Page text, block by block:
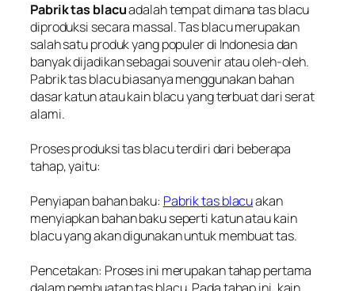
Pabrik tas blacuadalah tempat dimana tas blacu
diproduksi secara massal. Tas blacu merupakan
salah satu produk yang populer di Indonesia dan
banyak dijadikan sebagai souvenir atau oleh-oleh.
Pabrik tas blacu biasanya menggunakan bahan
dasar katun atau kain blacu yang terbuat dari serat
alami.
Proses produksi tas blacu terdiri dari beberapa
tahap, yaitu:
Penyiapan bahan baku: Pabrik tas blacuakan
menyiapkan bahan baku seperti katun atau kain
blacu yang akan digunakan untuk membuat tas.
Pencetakan: Proses ini merupakan tahap pertama